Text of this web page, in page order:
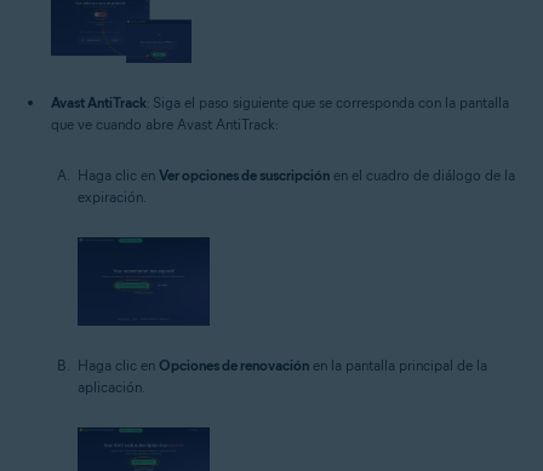
Avast AntiTrack: Siga el paso siguiente que se corresponda con la pantalla
que ve cuando abre Avast AntiTrack:
Haga clic en Ver opciones de suscripción en el cuadro de diálogo de la
expiración.
Haga clic en Opciones de renovación en la pantalla principal de la
aplicación.